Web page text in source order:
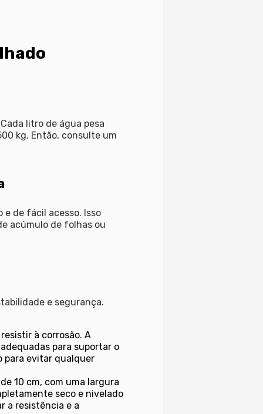
litro de água pesa
kg. Então, consulte um
e de fácil acesso. Isso
acúmulo de folhas ou
e segurança.
à corrosão. A
para suportar o
para evitar qualquer
10 cm, com uma largura
seco e nivelado
a resistência e a